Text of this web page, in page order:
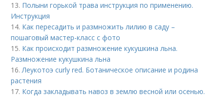
13. Полыни горькой трава инструкция по применению.
Инструкция
14. Как пересадить и размножить лилию в саду –
пошаговый мастер-класс с фото
15. Как происходит размножение кукушкина льна.
Размножение кукушкина льна
16.Леукотоэ curly red. Ботаническое описание и родина
растения
17. Когда закладывать навоз в землю весной или осенью.